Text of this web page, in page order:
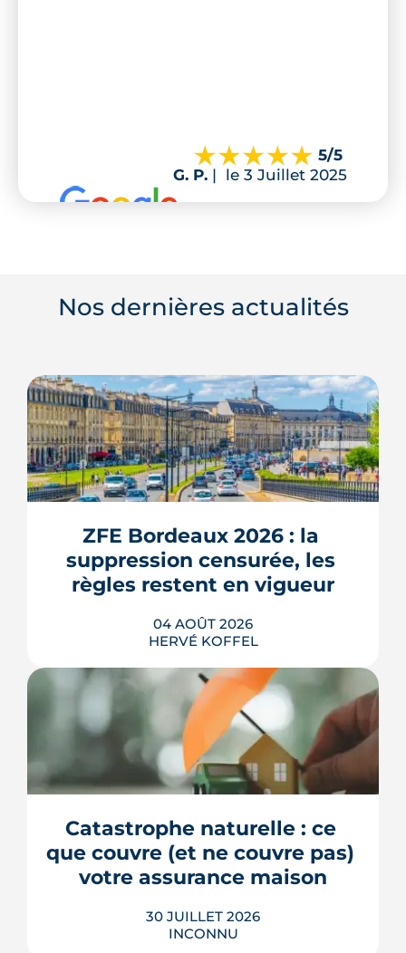
5/5
G. P. | le 3 Juillet 2025
Nos dernières actualités
ZFE Bordeaux 2026 : la
suppression censurée, les
règles restent en vigueur
04 AOÛT 2026
HERVÉ KOFFEL
La fin des zones à faibles émissions a
fait la une au printemps 2026, avant
d'être effacée par le Conseil
tient toujours et la vignette Crit'Air
reste la clé d'entrée dans l'intra-rocade.
LIRE L'ARTICLE
Catastrophe naturelle : ce
que couvre (et ne couvre pas)
votre assurance maison
30 JUILLET 2026
INCONNU